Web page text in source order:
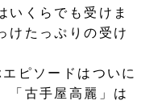
いくらでも受けま
けたっぷりの受け
ピソードはついに
「古手屋高麗」は